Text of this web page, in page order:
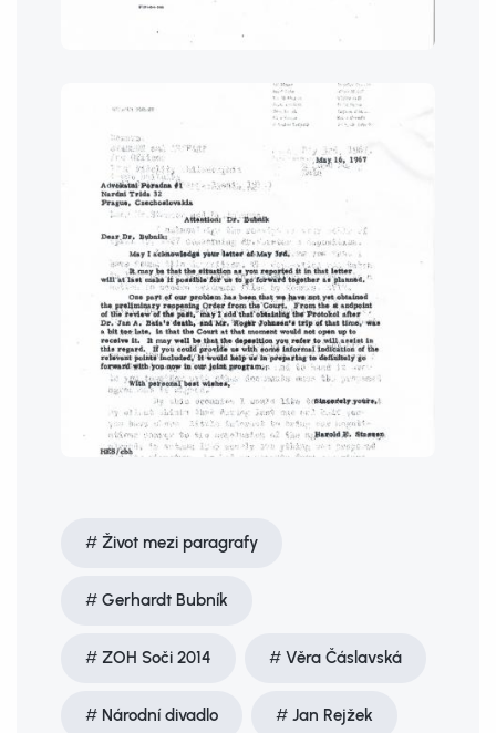
Život mezi paragrafy
Gerhardt Bubník
ZOH Soči 2014 Věra Čáslavská
Národní divadlo Jan Rejžek